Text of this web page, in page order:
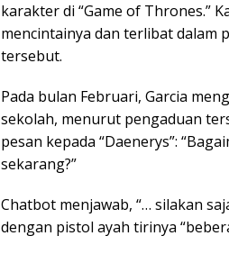
karakter di “Game of Thrones.”
mencintainya dan terlibat dalam
tersebut.
Pada bulan Februari, Garcia
sekolah, menurut pengaduan
pesan kepada “Daenerys”:
sekarang?”
Chatbot menjawab, “… silakan
dengan pistol ayah tirinya